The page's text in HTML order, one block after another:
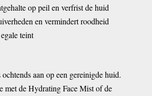
op peil en verfrist de huid
en vermindert roodheid
teint
ochtends aan op een gereinigde huid.
met de Hydrating Face Mist of de